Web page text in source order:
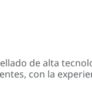
de alta
con la